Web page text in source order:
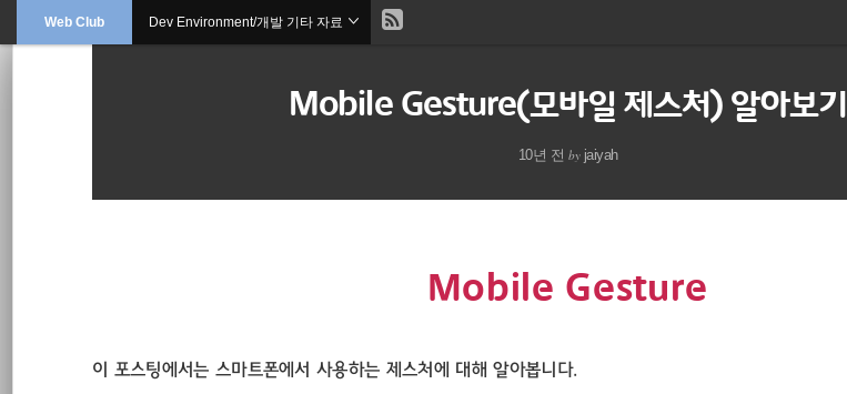
문
Web Club 현
위
::
Dev Environment/개발 기타 자료
Mobile Gesture(모바일 제스처) 알아보기
10년 전 byjaiyah
Mobile Gesture
이 포스팅에서는 스마트폰에서 사용하는 제스처에 대해 알아봅니다.
RWD